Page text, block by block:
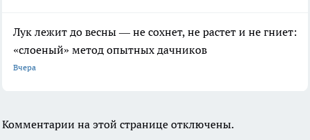
Лук лежит до весны — не сохнет, не растет и не гниет:
«слоеный» метод опытных дачников
Вчера
Комментарии на этой странице отключены.